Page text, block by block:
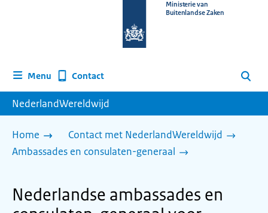
homepage
Ministerie van
Buitenlandse Zaken
Menu Contact Zoeken
NederlandWereldwijd
Home
Contact met NederlandWereldwijd
Ambassades en consulaten-generaal
Nederlandse ambassades en